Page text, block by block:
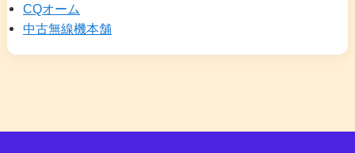
CQオーム
中古無線機本舗